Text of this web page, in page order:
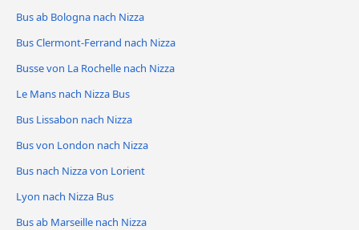
Bus ab Bologna nach Nizza
Bus Clermont-Ferrand nach Nizza
Busse von La Rochelle nach Nizza
Le Mans nach Nizza Bus
Bus Lissabon nach Nizza
Bus von London nach Nizza
Bus nach Nizza von Lorient
Lyon nach Nizza Bus
Bus ab Marseille nach Nizza